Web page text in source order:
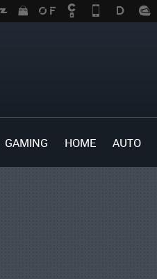
GAMING HOME AUTO